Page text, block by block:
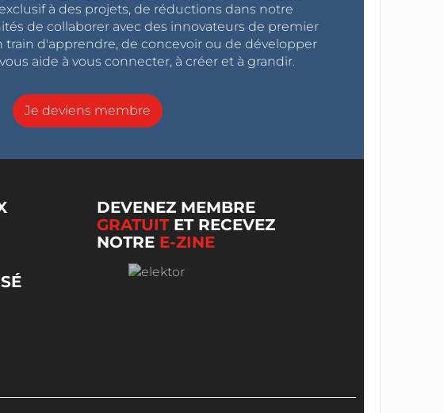
à des projets, de réductions dans notre
de collaborer avec des innovateurs de premier
train d'apprendre, de concevoir ou de développer
aide à vous connecter, à créer et à grandir.
Je deviens membre
DEVENEZ MEMBRE
GRATUITET RECEVEZ
NOTRE E-ZINE